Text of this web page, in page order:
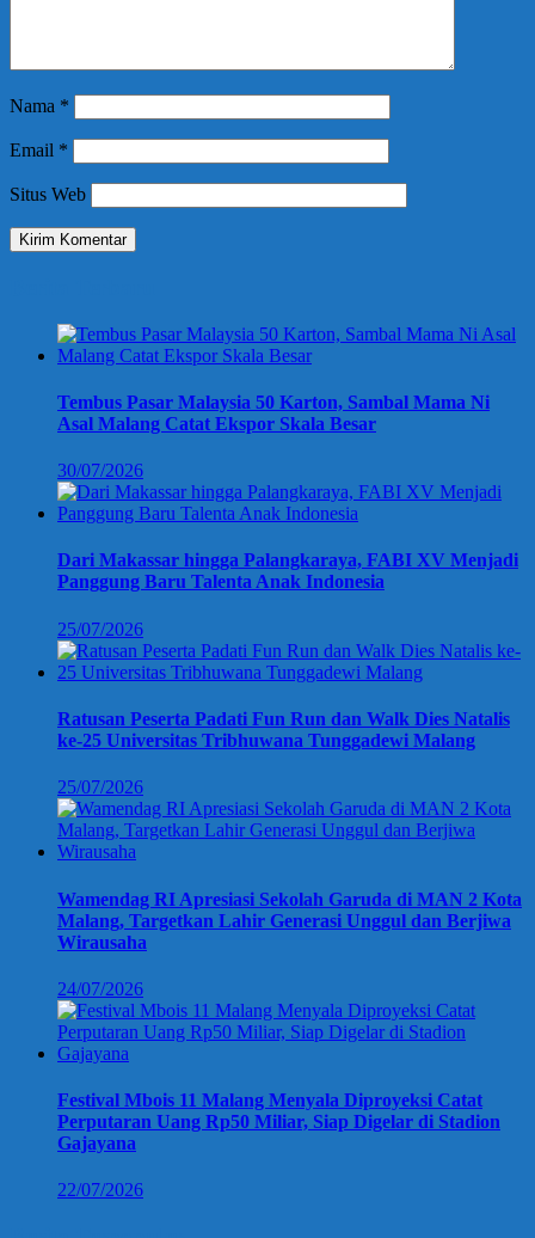
Nama *
Email *
Situs Web
Tembus Pasar Malaysia 50 Karton, Sambal Mama Ni
Asal Malang Catat Ekspor Skala Besar
30/07/2026
Dari Makassar hingga Palangkaraya, FABI XV Menjadi
Panggung Baru Talenta Anak Indonesia
25/07/2026
Ratusan Peserta Padati Fun Run dan Walk Dies Natalis
ke-25 Universitas Tribhuwana Tunggadewi Malang
25/07/2026
Wamendag RI Apresiasi Sekolah Garuda di MAN 2 Kota
Malang, Targetkan Lahir Generasi Unggul dan Berjiwa
Wirausaha
24/07/2026
Festival Mbois 11 Malang Menyala Diproyeksi Catat
Perputaran Uang Rp50 Miliar, Siap Digelar di Stadion
Gajayana
22/07/2026